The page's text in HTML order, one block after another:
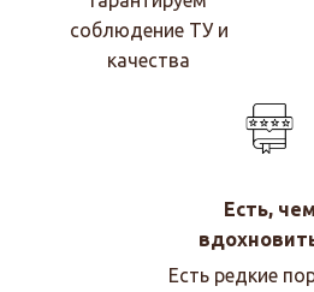
соблюдение ТУ и
качества
Есть, чем
Есть редкие